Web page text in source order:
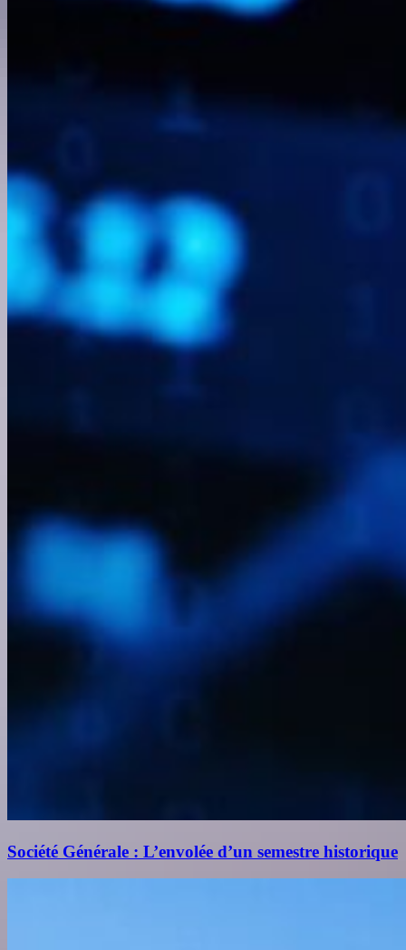
Société Générale : L’envolée d’un semestre historique